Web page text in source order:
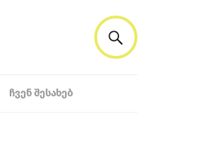
ᲩᲕᲔᲜ ᲨᲔᲡᲐᲮᲔᲑ